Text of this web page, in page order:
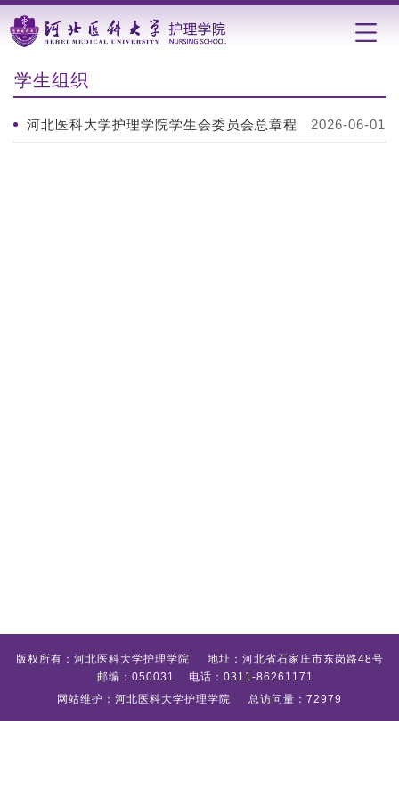
学生组织
2026-06-01
河北医科大学护理学院学生会委员会总章程
版权所有：河北医科大学护理学院 地址：河北省石家庄市东岗路48号
邮编：050031 电话：0311-86261171
网站维护：河北医科大学护理学院 总访问量：72979